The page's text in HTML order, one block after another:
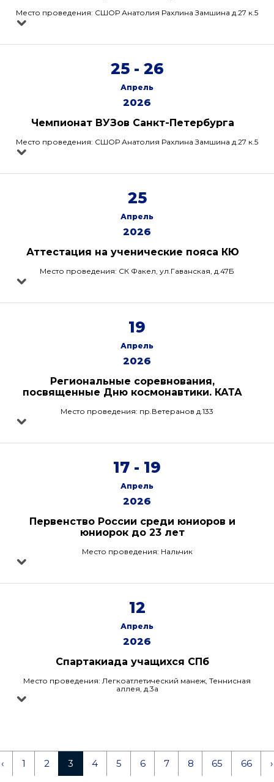
Место проведения: СШОР Анатолия Рахлина Замшина д.27 к.5
25 - 26
Апрель
2026
Чемпионат ВУЗов Санкт-Петербурга
Место проведения: СШОР Анатолия Рахлина Замшина д.27 к.5
25
Апрель
2026
Аттестация на ученические пояса КЮ
Место проведения: СК Факел, ул.Гаванская, д.47Б
19
Апрель
2026
Региональные соревнования,
посвященные Дню космонавтики. КАТА
Место проведения: пр.Ветеранов д.133
17 - 19
Апрель
2026
Первенство России среди юниоров и
юниорок до 23 лет
Место проведения: Нальчик
12
Апрель
2026
Спартакиада учащихся СПб
Место проведения: Легкоатлетический манеж, Теннисная
аллея, д.3а
‹ 1 2 3 4 5 6 7 8 65 66 ›